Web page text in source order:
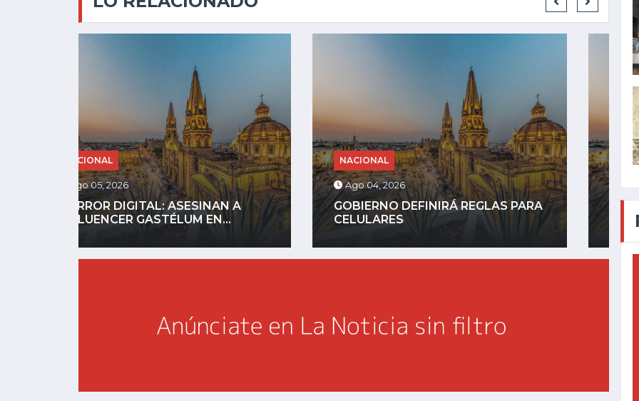
NACIONAL
Ago 04, 2026
GOBIERNO DEFINIRÁ REGLAS PARA
CELULARES
NACIONAL
Ago 03, 2026
SHEINBAUM REIVINDICA
PRINCIPIOS DE LA 4T